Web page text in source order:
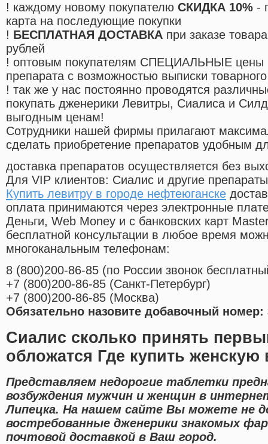
! каждому новому покупателю СКИДКА 10% -
карта на последующие покупки
! БЕСПЛАТНАЯ ДОСТАВКА при заказе
рублей
! оптовым покупателям СПЕЦИАЛЬНЫЕ цены
препарата с возможностью выписки
! так же у нас постоянно проводятся
покупать дженерики Левитры, Сиалиса и
выгодным ценам!
Cотрудники нашей фирмы прилагают
сделать приобретение препаратов удобным
доставка препаратов осуществляется без
Для VIP клиентов: Сиалис и другие
Купить левитру в городе нефтеюганске
оплата принимаются через электронные
Деньги, Web Money и с банковских карт
бесплатной консультации в любое время
многоканальным телефонам:
8 (800)200-86-85 (по России звонок
+7 (800)200-86-85 (Санкт-Петербург)
+7 (800)200-86-85 (Москва)
Обязательно назовите добавочный номер:
Сиалис сколько принять
обложатся Где купить женскую
Представляем недорогие таблетки
возбуждения мужчин и женщин в
Липецка. На нашем сайте Вы можете не
востребованные дженерики знакомых
почтовой доставкой в Ваш город.